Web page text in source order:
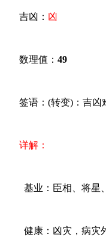
吉凶： 凶
数理值： 49
签语：(转变)：吉凶
详解：
基业：臣相、将星、
健康：凶灾，病灾外